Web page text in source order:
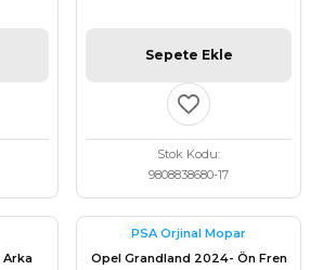
Sepete Ekle
Stok Kodu
9808838680-17
PSA Orjinal Mopar
Opel Grandland 2024- Ön Fren